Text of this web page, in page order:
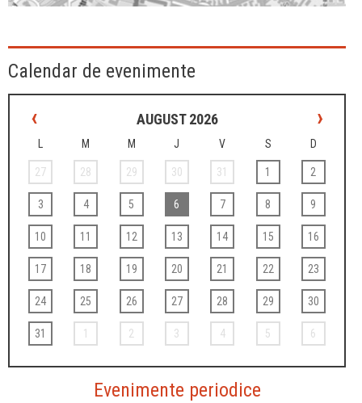
Calendar de evenimente
‹ AUGUST 2026 ›
L M M J V S D
27 28 29 30 31 1 2
3 4 5 6 7 8 9
10 11 12 13 14 15 16
17 18 19 20 21 22 23
24 25 26 27 28 29 30
31 1 2 3 4 5 6
Evenimente periodice